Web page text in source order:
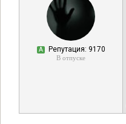
А Репутация: 9170
В отпуске